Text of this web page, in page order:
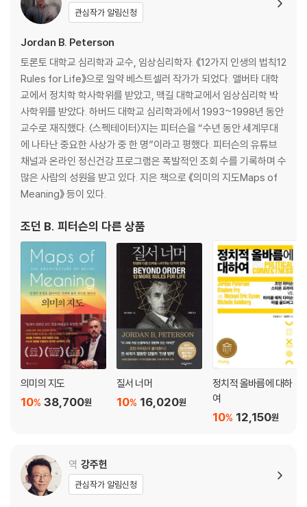
법칙 12 길에서 고양이와 마주치면 쓰다듬어 주어라
에필로그
감사의 글
해설
참고 문헌
관심작가 알림신청
Jordan B. Peterson
토론토 대학교 심리학과 교수, 임상심리학자. 《12가지 인생의 법칙12
Rules for Life》으로 일약 베스트셀러 작가가 되었다. 앨버타 대학
교에서 정치학 학사학위를 받았고, 맥길 대학교에서 임상심리학 박
사학위를 받았다. 하버드 대학교 심리학과에서 1993~1998년 동안
교수로 재직했다. 〈스펙테이터〉지는 피터슨을 “수년 동안 세계무대
에 나타난 중요한 사상가 중 한 명”이라고 평했다. 피터슨의 유튜브
채널과 온라인 정신건강 프로그램은 폭발적인 조회 수를 기록하며 수
많은 사람의 성원을 받고 있다. 지은 책으로 《의미의 지도Maps of
Meaning》 등이 있다.
조던 B. 피터슨의 다른 상품
의미의 지도
38,700원
10%
질서 너머
16,020원
10%
정치적 올바름에 대하
여
12,150원
10%
역 강주헌
관심작가 알림신청